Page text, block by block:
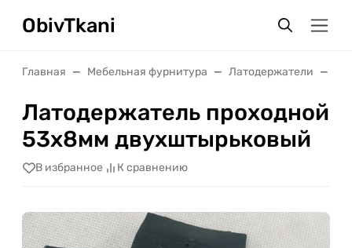
ObivTkani
Главная Мебельная фурнитура Латодержатели
Латодержатель проходной
53х8мм двухштырьковый
В избранное К сравнению